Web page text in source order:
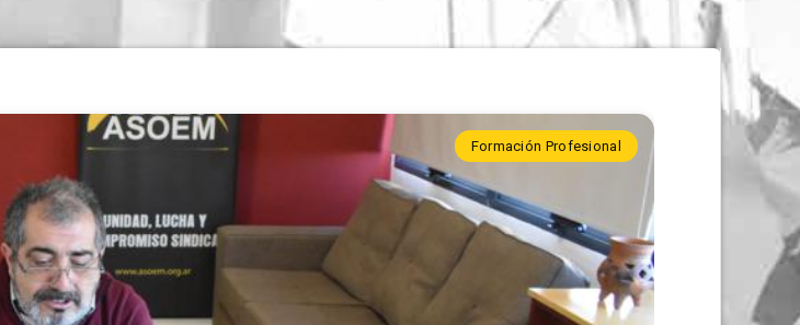
Formación Profesional